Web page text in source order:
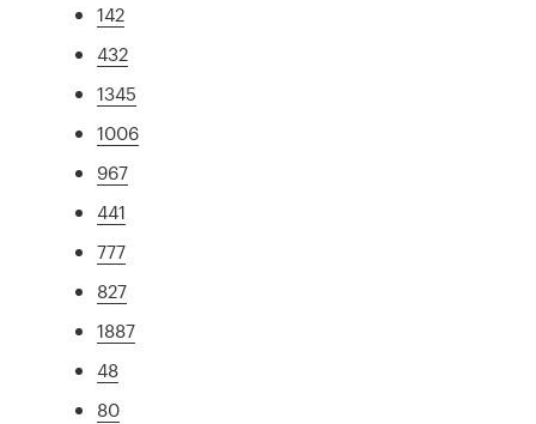
142
432
1345
1006
967
441
777
827
1887
48
80